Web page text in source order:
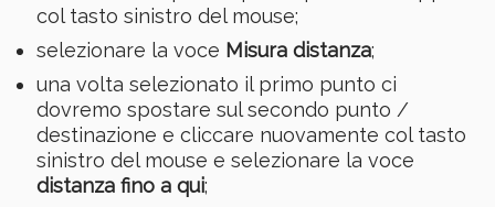
col tasto sinistro del mouse;
selezionare la voce Misura distanza;
una volta selezionato il primo punto ci
dovremo spostare sul secondo punto /
destinazione e cliccare nuovamente col tasto
sinistro del mouse e selezionare la voce
distanza fino a qui;